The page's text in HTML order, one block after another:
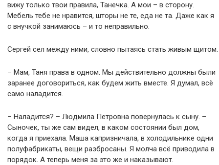
вижу только твои правила, Танечка. А мои – в сторону.
Мебель тебе не нравится, шторы не те, еда не та. Даже как я
с внучкой занимаюсь – и то неправильно.
Сергей сел между ними, словно пытаясь стать живым щитом.
– Мам, Таня права в одном. Мы действительно должны были
заранее договориться, как будем жить вместе. Я думал, всё
само наладится.
– Наладится? – Людмила Петровна повернулась к сыну. –
Сыночек, ты же сам видел, в каком состоянии был дом,
когда я приехала. Маша капризничала, в холодильнике одни
полуфабрикаты, вещи разбросаны. Я молча всё приводила в
порядок. А теперь меня за это же и наказывают.